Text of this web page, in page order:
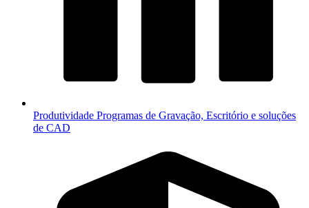
Produtividade Programas de Gravação, Escritório e soluções
de CAD